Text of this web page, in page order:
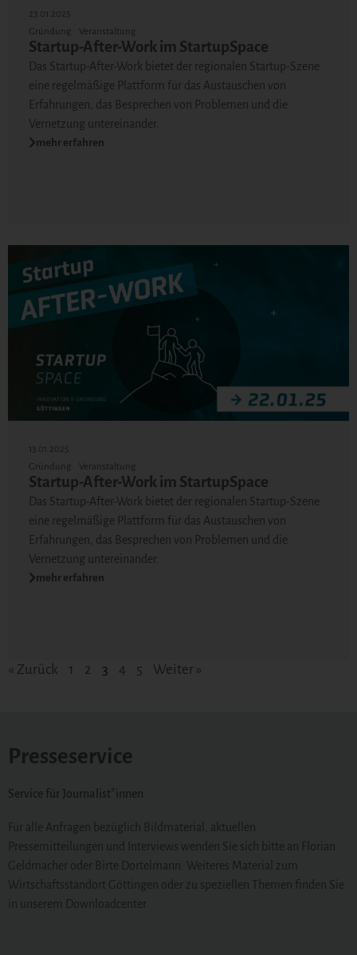
23.01.2025
Gründung
Veranstaltung
Startup-After-Work im StartupSpace
Das Startup-After-Work bietet der regionalen Startup-Szene
eine regelmäßige Plattform für das Austauschen von
Erfahrungen, das Besprechen von Problemen und die
Vernetzung untereinander.
mehr erfahren
13.01.2025
Gründung
Veranstaltung
Startup-After-Work im StartupSpace
Das Startup-After-Work bietet der regionalen Startup-Szene
eine regelmäßige Plattform für das Austauschen von
Erfahrungen, das Besprechen von Problemen und die
Vernetzung untereinander.
mehr erfahren
« Zurück 1 2 3 4 5 Weiter »
Presseservice
Service für Journalist*innen
Für alle Anfragen bezüglich Bildmaterial, aktuellen
Pressemitteilungen und Interviews wenden Sie sich bitte an Florian
Geldmacher oder Birte Dortelmann. Weiteres Material zum
Wirtschaftsstandort Göttingen oder zu speziellen Themen finden Sie
in unserem Downloadcenter.